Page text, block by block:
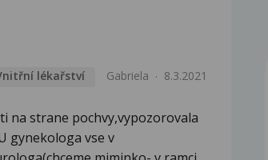
lékařství Gabriela 8.3.2021
na strane pochvy,vypozorovala
gynekologa vse v